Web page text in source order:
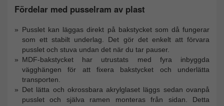
Fördelar med pusselram av plast
Pusslet kan läggas direkt på bakstycket som då fungerar
som ett stabilt underlag. Det gör det enkelt att förvara
pusslet och stuva undan det när du tar pauser.
MDF-bakstycket har utrustats med fyra inbyggda
vägghängen för att fixera bakstycket och underlätta
transporten.
Det lätta och okrossbara akrylglaset läggs sedan ovanpå
pusslet och själva ramen monteras från sidan. Detta